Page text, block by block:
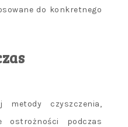
do konkretnego
metody czyszczenia,
ostrożności podczas